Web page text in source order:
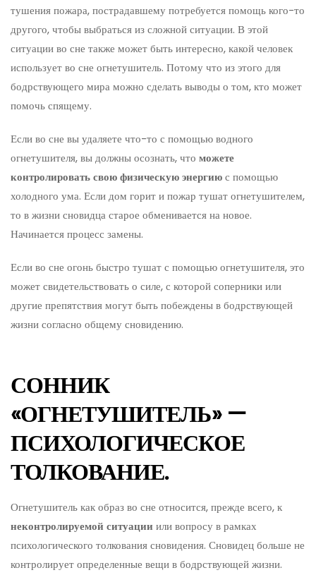
тушения пожара, пострадавшему потребуется помощь кого-то
другого, чтобы выбраться из сложной ситуации. В этой
ситуации во сне также может быть интересно, какой человек
использует во сне огнетушитель. Потому что из этого для
бодрствующего мира можно сделать выводы о том, кто может
помочь спящему.
Если во сне вы удаляете что-то с помощью водного
огнетушителя, вы должны осознать, что можете
контролировать свою физическую энергиюс помощью
холодного ума. Если дом горит и пожар тушат огнетушителем,
то в жизни сновидца старое обменивается на новое.
Начинается процесс замены.
Если во сне огонь быстро тушат с помощью огнетушителя, это
может свидетельствовать о силе, с которой соперники или
другие препятствия могут быть побеждены в бодрствующей
жизни согласно общему сновидению.
СОННИК
«ОГНЕТУШИТЕЛЬ» —
ПСИХОЛОГИЧЕСКОЕ
ТОЛКОВАНИЕ.
Огнетушитель как образ во сне относится, прежде всего, к
неконтролируемой ситуации или вопросу в рамках
психологического толкования сновидения. Сновидец больше не
контролирует определенные вещи в бодрствующей жизни.